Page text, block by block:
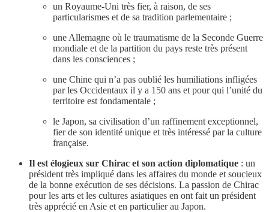
un Royaume-Uni très fier, à raison, de ses
particularismes et de sa tradition parlementaire ;
une Allemagne où le traumatisme de la Seconde Guerre
mondiale et de la partition du pays reste très présent
dans les consciences ;
une Chine qui n’a pas oublié les humiliations infligées
par les Occidentaux il y a 150 ans et pour qui l’unité du
territoire est fondamentale ;
le Japon, sa civilisation d’un raffinement exceptionnel,
fier de son identité unique et très intéressé par la culture
française.
Il est élogieux sur Chirac et son action diplomatique : un
président très impliqué dans les affaires du monde et soucieux
de la bonne exécution de ses décisions. La passion de Chirac
pour les arts et les cultures asiatiques en ont fait un président
très apprécié en Asie et en particulier au Japon.